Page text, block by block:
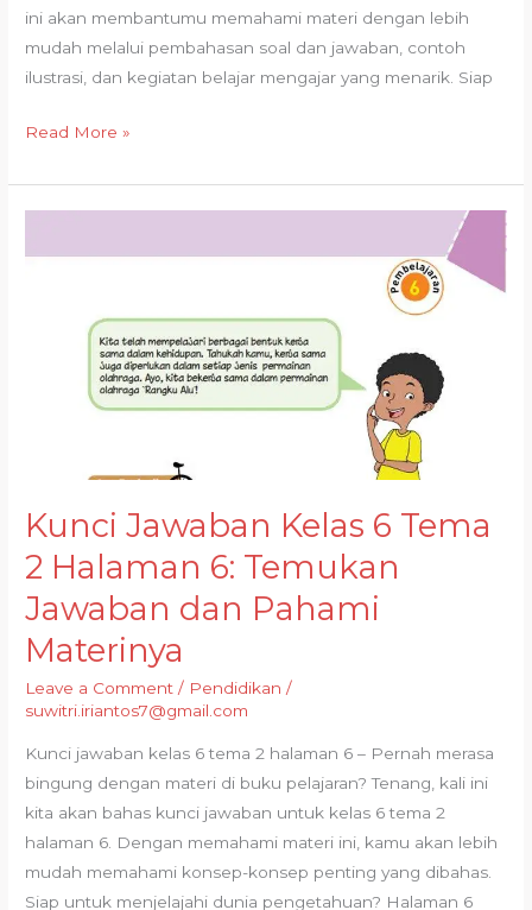
ini akan membantumu memahami materi dengan lebih
mudah melalui pembahasan soal dan jawaban, contoh
ilustrasi, dan kegiatan belajar mengajar yang menarik. Siap
Kunci
IPS
Menggali
Read More »
Kunci Jawaban Kelas 6 Tema
2 Halaman 6: Temukan
Jawaban dan Pahami
Materinya
Leave a Comment / Pendidikan /
suwitri.iriantos7@gmail.com
Kunci jawaban kelas 6 tema 2 halaman 6 – Pernah merasa
bingung dengan materi di buku pelajaran? Tenang, kali ini
kita akan bahas kunci jawaban untuk kelas 6 tema 2
halaman 6. Dengan memahami materi ini, kamu akan lebih
mudah memahami konsep-konsep penting yang dibahas.
Siap untuk menjelajahi dunia pengetahuan? Halaman 6